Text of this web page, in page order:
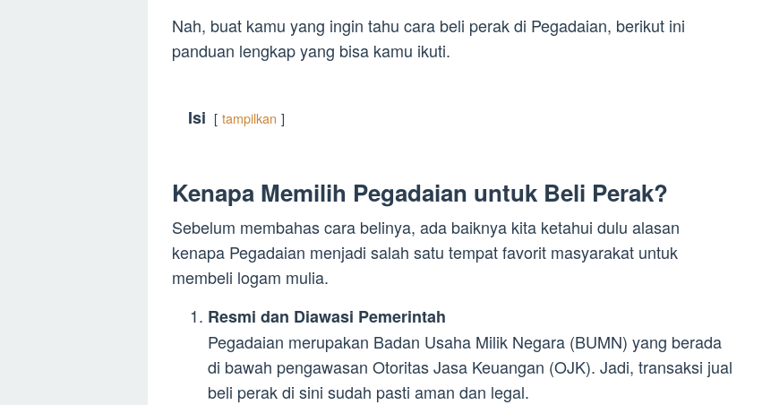
Nah, buat kamu yang ingin tahu cara beli perak di Pegadaian, berikut ini
panduan lengkap yang bisa kamu ikuti.
Isi tampilkan
Kenapa Memilih Pegadaian untuk Beli Perak?
Sebelum membahas cara belinya, ada baiknya kita ketahui dulu alasan
kenapa Pegadaian menjadi salah satu tempat favorit masyarakat untuk
membeli logam mulia.
Resmi dan Diawasi Pemerintah
Pegadaian merupakan Badan Usaha Milik Negara (BUMN) yang berada
di bawah pengawasan Otoritas Jasa Keuangan (OJK). Jadi, transaksi jual
beli perak di sini sudah pasti aman dan legal.